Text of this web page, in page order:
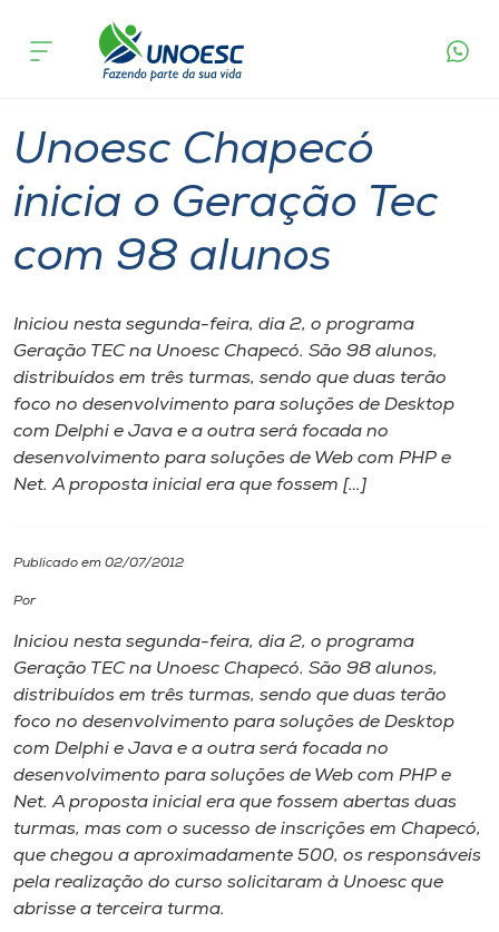
Cursos
Pesquisa
Atendimento ao Estudante
Portal de Ensino
A
Internacionalização
Cultura
CPA
Biblioteca
Editora
acontece
Unoesc Chapecó
inicia o Geração Tec
com 98 alunos
Iniciou nesta segunda-feira, dia 2, o programa
Geração TEC na Unoesc Chapecó. São 98 alunos,
distribuídos em três turmas, sendo que duas terão
foco no desenvolvimento para soluções de Desktop
com Delphi e Java e a outra será focada no
desenvolvimento para soluções de Web com PHP e
Net. A proposta inicial era que fossem […]
Publicado em 02/07/2012
Por
Iniciou nesta segunda-feira, dia 2, o programa
Geração TEC na Unoesc Chapecó. São 98 alunos,
distribuídos em três turmas, sendo que duas terão
foco no desenvolvimento para soluções de Desktop
com Delphi e Java e a outra será focada no
desenvolvimento para soluções de Web com PHP e
Net. A proposta inicial era que fossem abertas duas
turmas, mas com o sucesso de inscrições em Chapecó,
que chegou a aproximadamente 500, os responsáveis
pela realização do curso solicitaram à Unoesc que
abrisse a terceira turma.